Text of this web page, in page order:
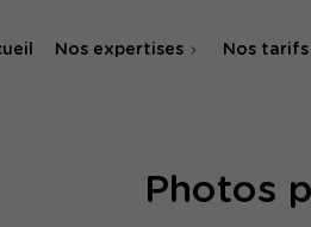
Nos expertises
Agence SEA & SMA
Nos tarifs
Photos